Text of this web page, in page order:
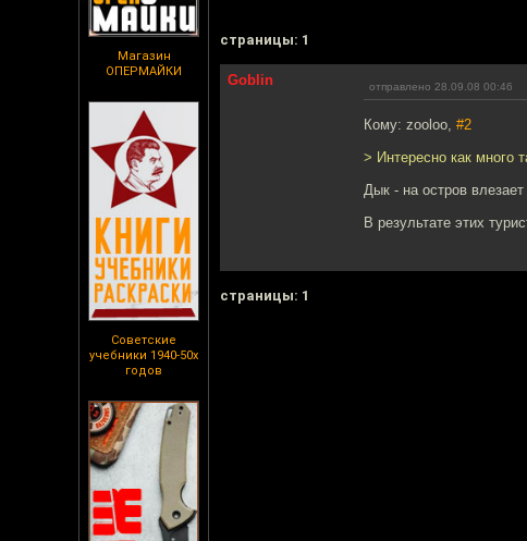
Магазин
ОПЕРМАЙКИ
Советские
учебники 1940-50х
годов
cтраницы: 1
Goblin отправлено 28.09.08 00:46
Кому: zooloo, #2
> Интересно как много
Дык - на остров
В результате этих
cтраницы: 1